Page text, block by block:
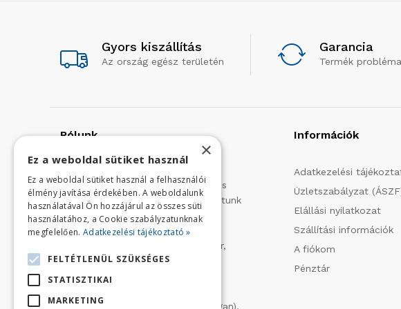
Gyors kiszállítás
Az ország egész területén
Garancia
Termék
Rólunk
kisgépek és egyéb iparcikkek kis- és
nagykereskedelme. 1991 óta folytatunk
importtevékenységet, elsősorban
Olaszországból származó
vízszivattyúkat (DAB, Tesla, Leader,
Ircem, Tellarini) elektromos -és
robbanómotoros fűnyírókat kerti
permetezőket (CIFARELLI, Dal Degan),
Információk
Adatkezelési
Üzletszabályzat
Elállási nyilatkozat
Szállítási információk
A fiókom
Pénztár
×
Ez a weboldal sütiket használ
Ez a weboldal sütiket használ a felhasználói
élmény javítása érdekében. A weboldalunk
használatával Ön hozzájárul az összes süti
használatához, a Cookie szabályzatunknak
megfelelően. Adatkezelési tájékoztató »
FELTÉTLENÜL SZÜKSÉGES
STATISZTIKAI
MARKETING